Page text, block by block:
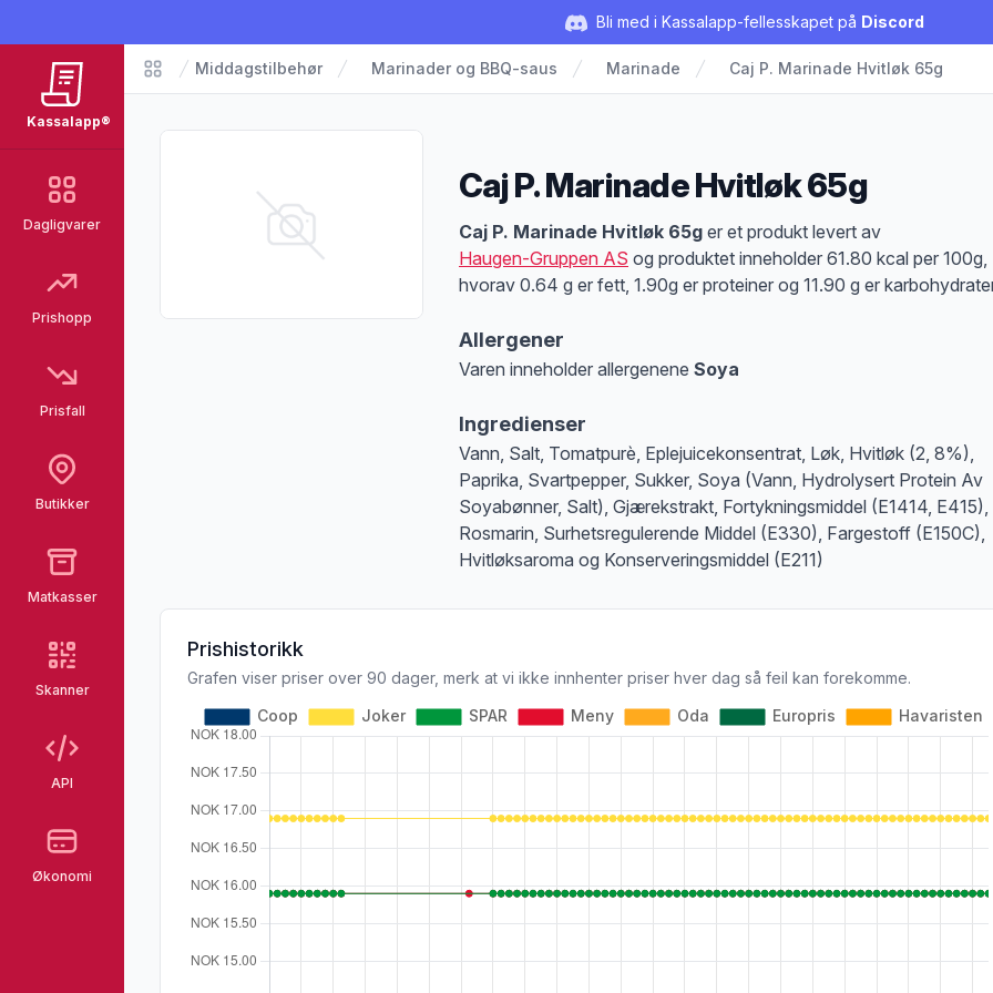
Bli med i Kassalapp-fellesskapet på Discord
Kassalapp®
Dagligvarer
Prishopp
Prisfall
Butikker
Matkasser
Skanner
API
Økonomi
Matvarer
Middagstilbehør Marinader og BBQ-saus Marinade Caj P. Marinade Hvitløk 65g
Caj P. Marinade Hvitløk 65g
Produktbeskrivelse
Caj P. Marinade Hvitløk 65g er et produkt levert av
Haugen-Gruppen AS og produktet inneholder 61.80 kcal per 100g,
hvorav 0.64 g er fett, 1.90g er proteiner og 11.90 g er
Allergener
Varen inneholder allergenene Soya
at denne informasjonen er bare til informasjon, sjekk pakkningen og
Ingredienser
Vann, Salt, Tomatpurè, Eplejuicekonsentrat, Løk, Hvitløk (2, 8%),
Paprika, Svartpepper, Sukker, Soya (Vann, Hydrolysert Protein Av
Soyabønner, Salt), Gjærekstrakt, Fortykningsmiddel (E1414, E415),
Rosmarin, Surhetsregulerende Middel (E330), Fargestoff (E150C),
Hvitløksaroma og Konserveringsmiddel (E211)
Prishistorikk
Grafen viser priser over 90 dager, merk at vi ikke innhenter priser hver dag så feil kan forekomme.